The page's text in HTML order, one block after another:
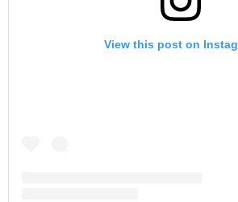
View this post on